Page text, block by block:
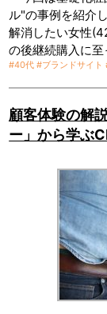
ル"の事例を紹介
解消したい女性
の後継続購入に至
#40代 #ブランドサイト
顧客体験の解
ー」から学ぶ